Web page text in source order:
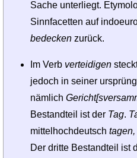
Sache unterliegt.
Sinnfacetten auf
bedeckenzurück.
Im Verb verteidigen
jedoch in seiner
nämlich
Bestandteil ist der Tag.
mittelhochdeutsch
Der dritte Bestandteil ist